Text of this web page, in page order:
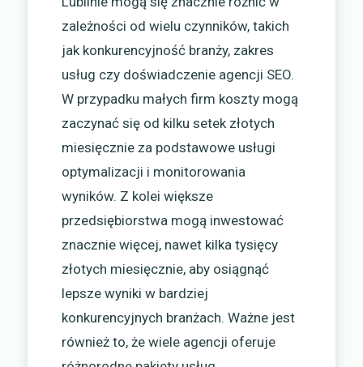
zależności od wielu czynników, takich
jak konkurencyjność branży, zakres
usług czy doświadczenie agencji SEO.
W przypadku małych firm koszty mogą
zaczynać się od kilku setek złotych
miesięcznie za podstawowe usługi
optymalizacji i monitorowania
wyników. Z kolei większe
przedsiębiorstwa mogą inwestować
znacznie więcej, nawet kilka tysięcy
złotych miesięcznie, aby osiągnąć
lepsze wyniki w bardziej
konkurencyjnych branżach. Ważne jest
również to, że wiele agencji oferuje